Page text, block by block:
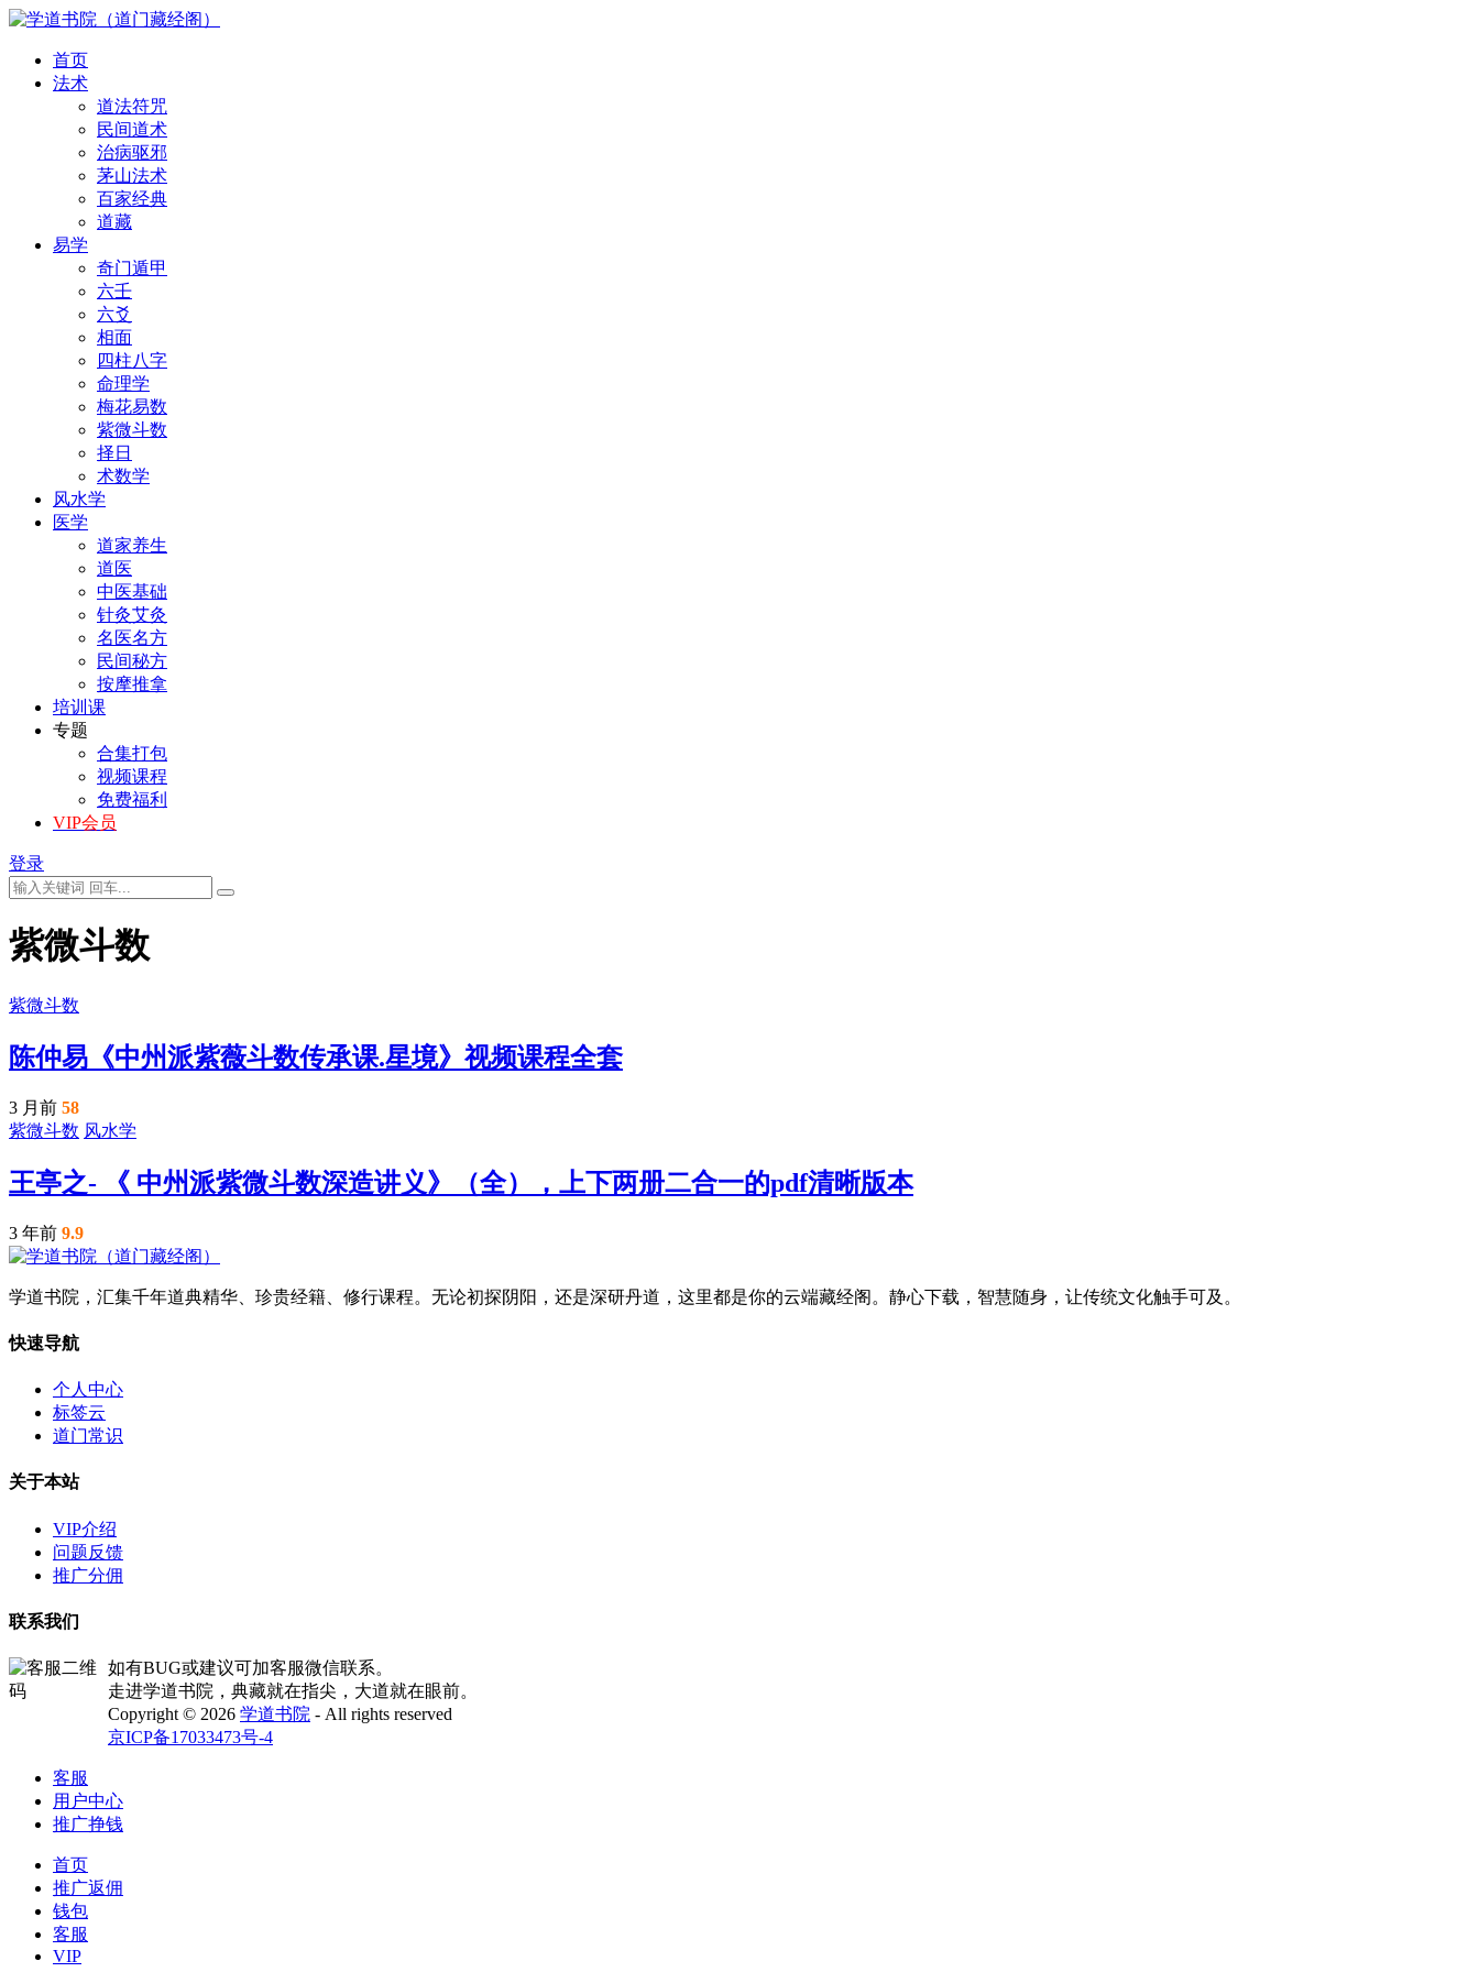
首页
法术
道法符咒
民间道术
治病驱邪
茅山法术
百家经典
道藏
易学
奇门遁甲
六壬
六爻
相面
四柱八字
命理学
梅花易数
紫微斗数
择日
术数学
风水学
医学
道家养生
道医
中医基础
针灸艾灸
名医名方
民间秘方
按摩推拿
培训课
专题
合集打包
视频课程
免费福利
VIP会员
登录
紫微斗数
紫微斗数
陈仲易《中州派紫薇斗数传承课.星境》视频课程全套
3 月前 58
紫微斗数 风水学
王亭之- 《 中州派紫微斗数深造讲义》（全），上下两册二合一的pdf清晰版本
3 年前 9.9
学道书院，汇集千年道典精华、珍贵经籍、修行课程。无论初探阴阳，还是深研丹道，这里都是你的云端藏经阁。静心下载，智慧随身，让传统文化触手可及。
快速导航
个人中心
标签云
道门常识
关于本站
VIP介绍
问题反馈
推广分佣
联系我们
如有BUG或建议可加客服微信联系。
走进学道书院，典藏就在指尖，大道就在眼前。
Copyright © 2026 学道书院 - All rights reserved
京ICP备17033473号-4
客服
用户中心
推广挣钱
首页
推广返佣
钱包
客服
VIP